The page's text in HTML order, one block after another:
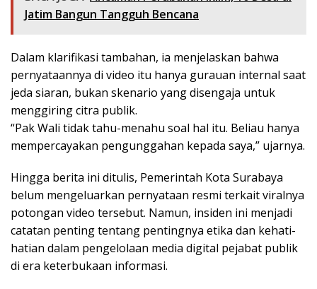
Jatim Bangun Tangguh Bencana
Dalam klarifikasi tambahan, ia menjelaskan bahwa
pernyataannya di video itu hanya gurauan internal saat
jeda siaran, bukan skenario yang disengaja untuk
menggiring citra publik.
“Pak Wali tidak tahu-menahu soal hal itu. Beliau hanya
mempercayakan pengunggahan kepada saya,” ujarnya.
Hingga berita ini ditulis, Pemerintah Kota Surabaya
belum mengeluarkan pernyataan resmi terkait viralnya
potongan video tersebut. Namun, insiden ini menjadi
catatan penting tentang pentingnya etika dan kehati-
hatian dalam pengelolaan media digital pejabat publik
di era keterbukaan informasi.